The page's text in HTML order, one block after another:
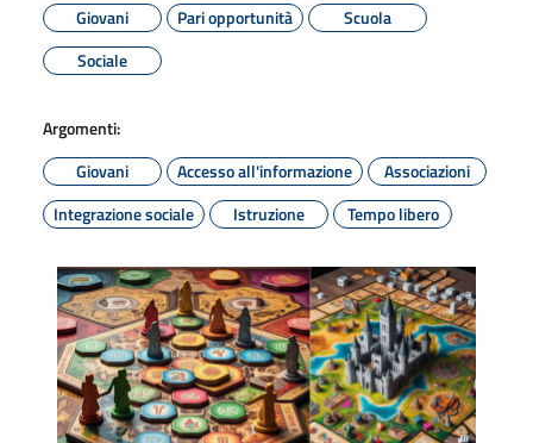
Giovani
Pari opportunità
Scuola
Sociale
Argomenti:
Giovani
Accesso all'informazione
Associazioni
Integrazione sociale
Istruzione Tempo libero